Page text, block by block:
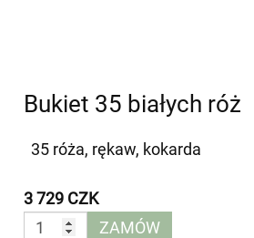
Bukiet 35 białych róż
35 róża, rękaw, kokarda
3 729 CZK
ZAMÓW